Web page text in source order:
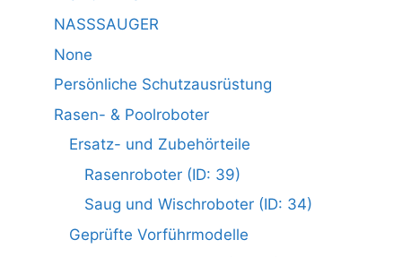
NASSSAUGER
None
Persönliche Schutzausrüstung
Rasen- & Poolroboter
Ersatz- und Zubehörteile
Rasenroboter (ID: 39)
Saug und Wischroboter (ID: 34)
Geprüfte Vorführmodelle